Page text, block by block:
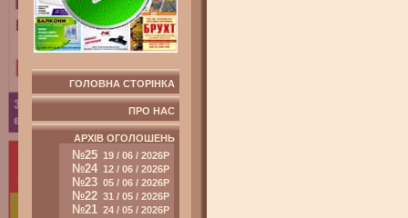
ГОЛОВНА СТОРІНКА
ПРО НАС
АРХІВ ОГОЛОШЕНЬ
№25 19 / 06 / 2026Р
№24 12 / 06 / 2026Р
№23 05 / 06 / 2026Р
№22 31 / 05 / 2026Р
№21 24 / 05 / 2026Р